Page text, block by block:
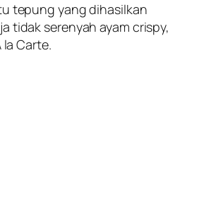
tepung yang dihasilkan
tidak serenyah ayam crispy,
Carte.